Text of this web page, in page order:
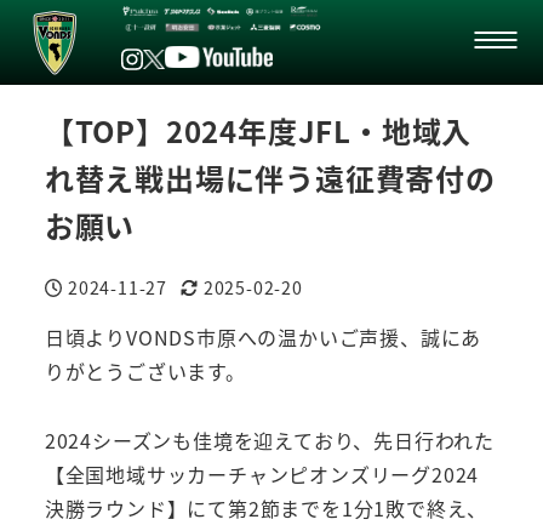
【TOP】2024年度JFL・地域入
れ替え戦出場に伴う遠征費寄付の
お願い
投稿日
2024-11-27
更新日
2025-02-20
日頃よりVONDS市原への温かいご声援、誠にあ
りがとうございます。
2024シーズンも佳境を迎えており、先日行われた
【全国地域サッカーチャンピオンズリーグ2024
決勝ラウンド】にて第2節までを1分1敗で終え、